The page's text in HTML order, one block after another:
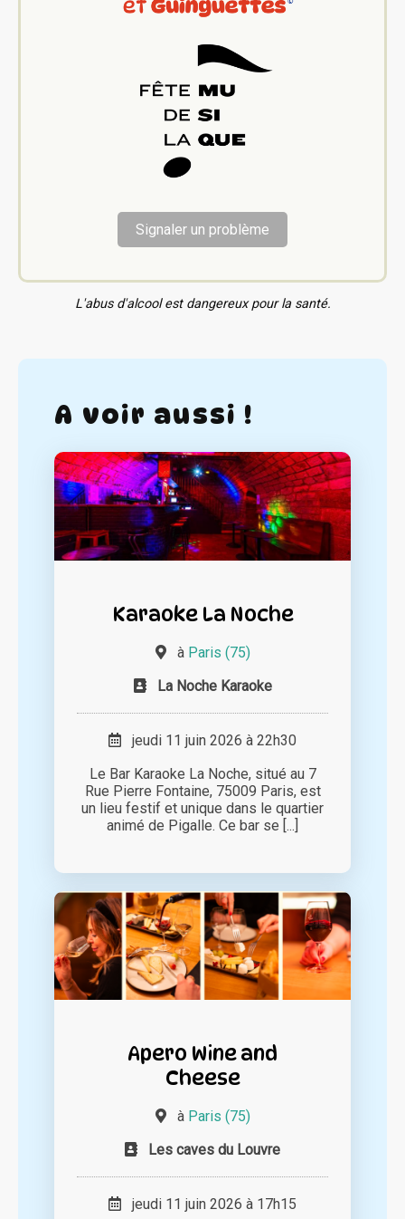
Signaler un problème
L'abus d'alcool est dangereux pour la santé.
A voir aussi !
Karaoke La Noche
à Paris (75)
La Noche Karaoke
jeudi 11 juin 2026 à 22h30
Le Bar Karaoke La Noche, situé au 7
Rue Pierre Fontaine, 75009 Paris, est
un lieu festif et unique dans le quartier
animé de Pigalle. Ce bar se [...]
Apero Wine and
Cheese
à Paris (75)
Les caves du Louvre
jeudi 11 juin 2026 à 17h15